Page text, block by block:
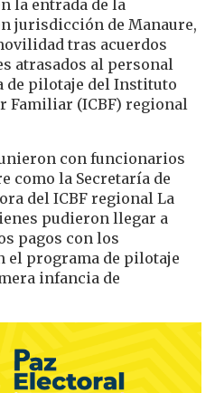
la entrada de la
jurisdicción de Manaure,
tras acuerdos
atrasados al personal
de pilotaje del Instituto
Familiar (ICBF) regional
con funcionarios
como la Secretaría de
del ICBF regional La
pudieron llegar a
pagos con los
el programa de pilotaje
infancia de